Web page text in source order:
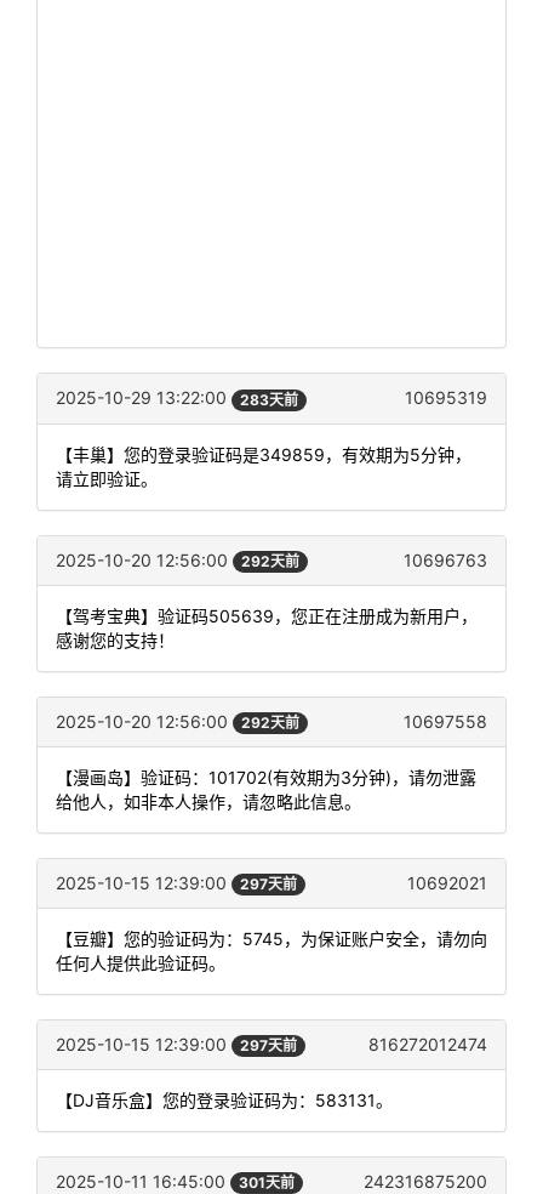
2025-10-29 13:22:00 283天前 10695319
【丰巢】您的登录验证码是349859，有效期为5分钟，
请立即验证。
2025-10-20 12:56:00 292天前 10696763
【驾考宝典】验证码505639，您正在注册成为新用户，
感谢您的支持！
2025-10-20 12:56:00 292天前 10697558
【漫画岛】验证码：101702(有效期为3分钟)，请勿泄露
给他人，如非本人操作，请忽略此信息。
2025-10-15 12:39:00 297天前 10692021
【豆瓣】您的验证码为：5745，为保证账户安全，请勿向
任何人提供此验证码。
2025-10-15 12:39:00 297天前 816272012474
【DJ音乐盒】您的登录验证码为：583131。
2025-10-11 16:45:00 301天前 242316875200